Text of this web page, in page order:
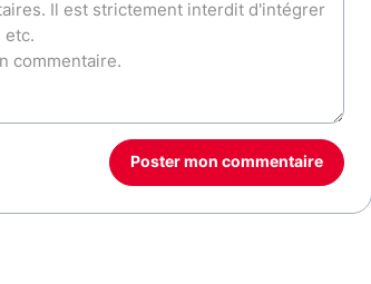
Poster mon commentaire